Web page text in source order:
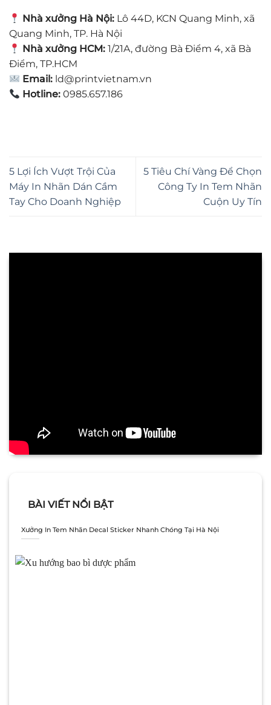
Nhà xưởng Hà Nội: Lô 44D, KCN Quang Minh, xã
Quang Minh, TP. Hà Nội
Nhà xưởng HCM: 1/21A, đường Bà Điểm 4, xã Bà
Điểm, TP.HCM
Email: ld@printvietnam.vn
Hotline: 0985.657.186
5 Lợi Ích Vượt Trội Của
Máy In Nhãn Dán Cầm
Tay Cho Doanh Nghiệp
5 Tiêu Chí Vàng Để Chọn
Công Ty In Tem Nhãn
Cuộn Uy Tín
BÀI VIẾT NỔI BẬT
Xưởng In Tem Nhãn Decal Sticker Nhanh Chóng Tại Hà Nội